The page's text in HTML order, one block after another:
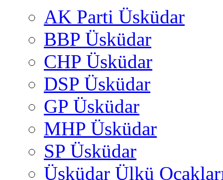
AK Parti Üsküdar
BBP Üsküdar
CHP Üsküdar
DSP Üsküdar
GP Üsküdar
MHP Üsküdar
SP Üsküdar
Üsküdar Ülkü